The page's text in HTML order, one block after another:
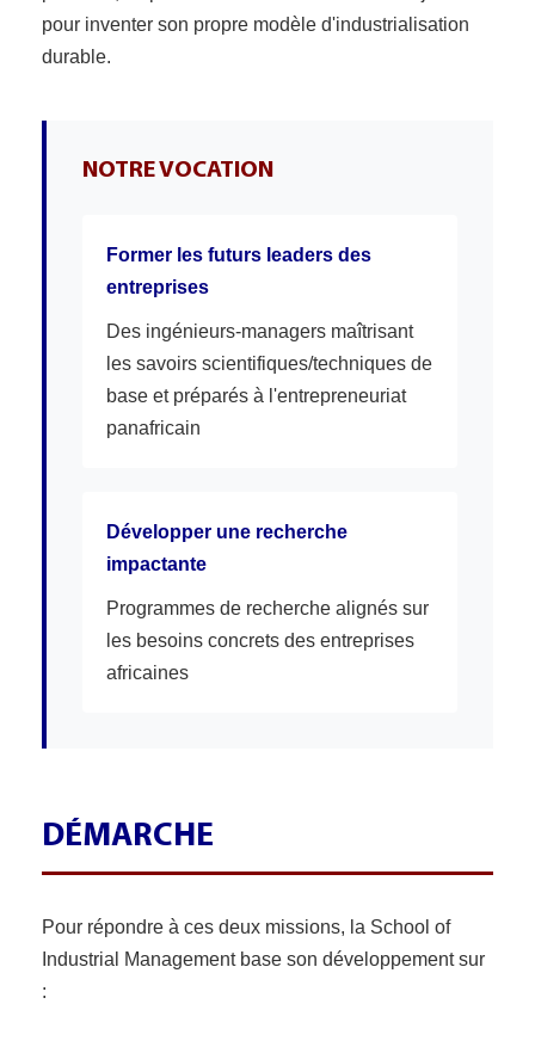
pour inventer son propre modèle d'industrialisation
durable.
NOTRE VOCATION
Former les futurs leaders des
entreprises
Des ingénieurs-managers maîtrisant
les savoirs scientifiques/techniques de
base et préparés à l'entrepreneuriat
panafricain
Développer une recherche
impactante
Programmes de recherche alignés sur
les besoins concrets des entreprises
africaines
DÉMARCHE
Pour répondre à ces deux missions, la School of
Industrial Management base son développement sur
: